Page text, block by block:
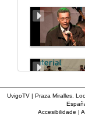
UvigoTV | Praza Miralles.
Accesibilidade |